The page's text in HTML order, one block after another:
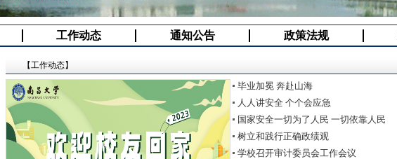
工作动态 通知公告 政策法规
【工作动态】
毕业加冕 奔赴山海
人人讲安全 个个会应急
国家安全一切为了人民 一切依靠人民
树立和践行正确政绩观
学校召开审计委员会工作会议